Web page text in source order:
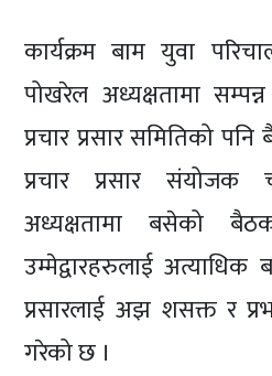
कार्यक्रम बाम युवा
पोखरेल अध्यक्षतामा
प्रचार प्रसार समितिको
प्रचार प्रसार संयोजक
अध्यक्षतामा बसेको
उम्मेद्वारहरुलाई अत्याधिक
प्रसारलाई अझ शसक्त र
गरेको छ ।